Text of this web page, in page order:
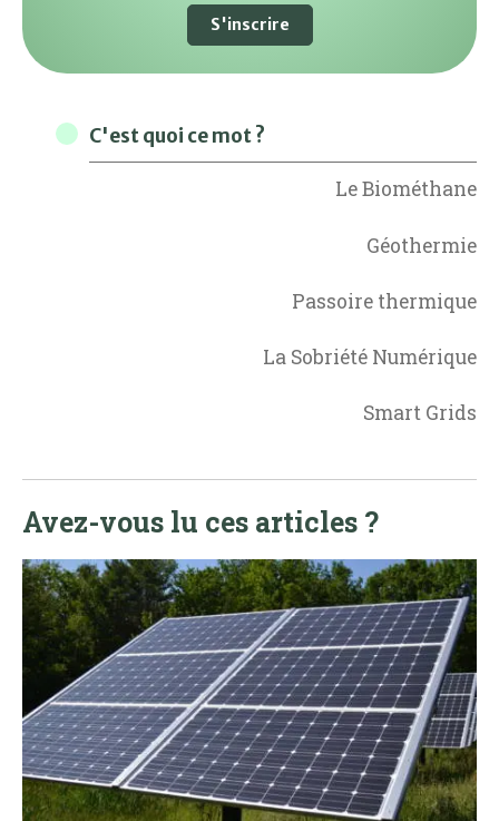
S'inscrire
C'est quoi ce mot ?
Le Biométhane
Géothermie
Passoire thermique
La Sobriété Numérique
Smart Grids
Avez-vous lu ces articles ?